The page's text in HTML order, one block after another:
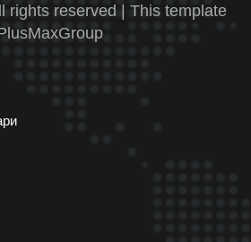
rights reserved | This template